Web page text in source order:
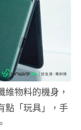
物料的機身，
點「玩具」，手